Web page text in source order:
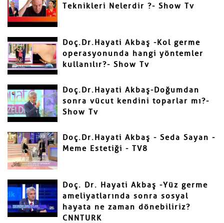
Gönder
Teknikleri Nelerdir ?- Show Tv
Doç.Dr.Hayati Akbaş -Kol germe
operasyonunda hangi yöntemler
kullanılır?- Show Tv
Doç.Dr.Hayati Akbaş-Doğumdan
sonra vücut kendini toparlar mı?-
Show Tv
Doç.Dr.Hayati Akbaş - Seda Sayan -
Meme Estetiği - TV8
Doç. Dr. Hayati Akbaş -Yüz germe
ameliyatlarında sonra sosyal
hayata ne zaman dönebiliriz?
CNNTURK